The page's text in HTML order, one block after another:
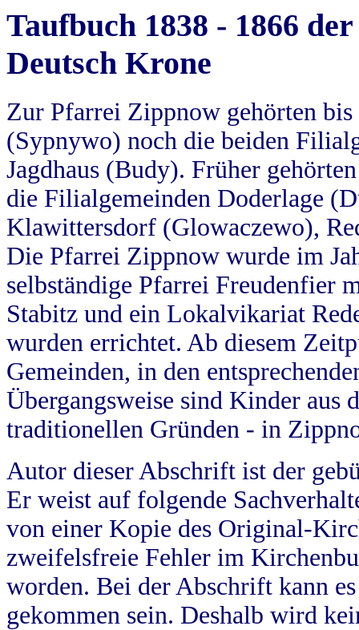
Taufbuch 1838 - 1866
Deutsch Krone
Zur Pfarrei Zippnow gehörten
(Sypnywo) noch die beiden
Jagdhaus (Budy). Früher
die Filialgemeinden Doderlage
Klawittersdorf (Glowaczewo),
Die Pfarrei Zippnow wurde im
selbständige Pfarrei Freudenfier
Stabitz und ein Lokalvikariat
wurden errichtet. Ab diesem
Gemeinden, in den
Übergangsweise sind Kinder aus
traditionellen Gründen - in
Autor dieser Abschrift ist der
Er weist auf folgende
von einer Kopie des Original-
zweifelsfreie Fehler im
worden. Bei der Abschrift kann
gekommen sein. Deshalb wird